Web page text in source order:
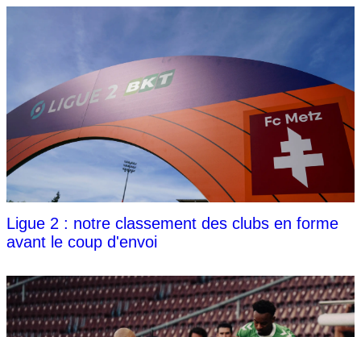
Ligue 2 : notre classement des clubs en forme
avant le coup d'envoi